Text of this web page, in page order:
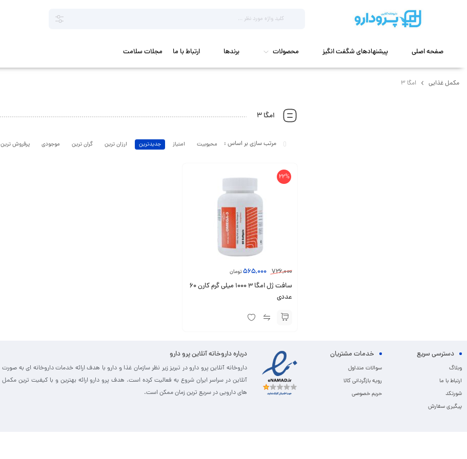
صفحه اصلی پیشنهادهای شگفت انگیز محصولات برندها ارتباط با ما مجلات سلامت
مکمل غذایی امگا 3
امگا 3
محبوبیت امتیاز جدیدترین ارزان ترین گران ترین موجودی پرفروش ترین
22%
726,000
565,000تومان
سافت ژل امگا 3 1000 میلی گرم کارن 60
عددی
دسترسی سریع
وبلاگ
ارتباط با ما
شورتکد
پیگیری سفارش
خدمات مشتریان
سوالات متداول
رویه بازگردانی کالا
حریم خصوصی
درباره داروخانه آنلاین پرو دارو
داروخانه آنلاین پرو دارو در تبریز زیر نظر سازمان غذا و دارو با هدف ارائه خدمات داروخانه ای به صورت
آنلاین در سراسر ایران شروع به فعالیت کرده است. هدف پرو دارو ارائه بهترین و با کیفیت ترین مکمل
های دارویی در سریع ترین زمان ممکن است.